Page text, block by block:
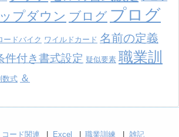
プダウン ブログ プログ
ードバイク ワイルドカード 名前の定義
件付き書式設定 疑似要素 職業訓
数式 ＆
コード関連 Excel 職業訓練 雑記